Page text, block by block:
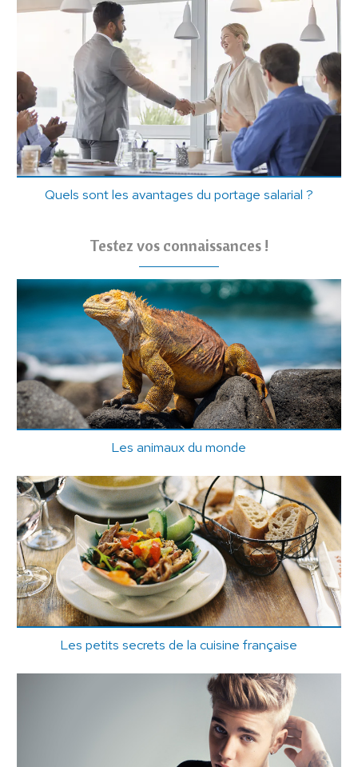
Quels sont les avantages du portage salarial ?
Testez vos connaissances !
Les animaux du monde
Les petits secrets de la cuisine française